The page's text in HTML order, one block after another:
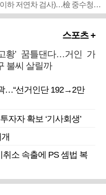
■ 검사 신분 버리고 직급하향(10년 이하 저연차 검사)…檢 중수청행 기피
스포츠 +
황’ 꿈틀댄다…거인 가
불씨 살릴까
…“선거인단 192→2만
자자 확보 ‘기사회생’
소 속출에 PS 셈법 복